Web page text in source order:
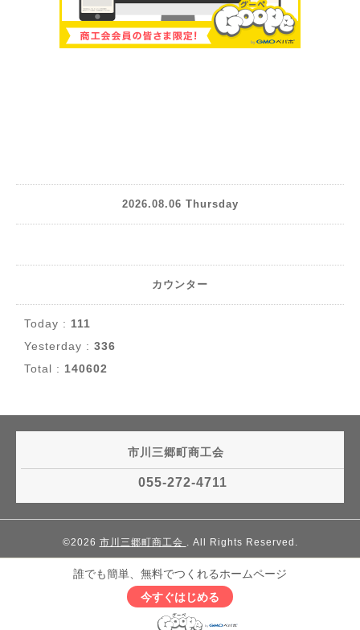
2026.08.06 Thursday
カウンター
Today : 111
Yesterday : 336
Total : 140602
市川三郷町商工会
055-272-4711
©2026 市川三郷町商工会 . All Rights Reserved.
誰でも簡単、無料でつくれるホームページ
今すぐはじめる